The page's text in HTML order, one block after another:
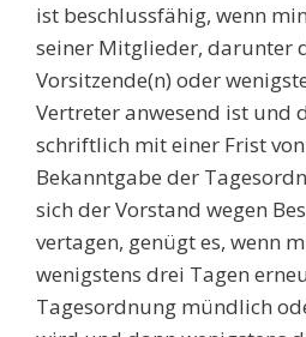
ist beschlussfähig, wenn
seiner Mitglieder, darunter
Vorsitzende(n) oder
Vertreter anwesend ist und
schriftlich mit einer Frist
Bekanntgabe der
sich der Vorstand wegen
vertagen, genügt es, wenn
wenigstens drei Tagen
Tagesordnung mündlich